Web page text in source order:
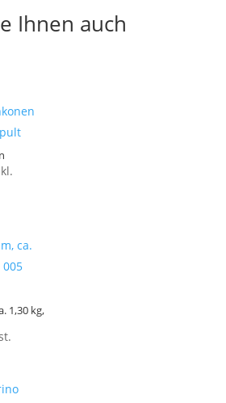
Ihnen auch
1,30 kg,